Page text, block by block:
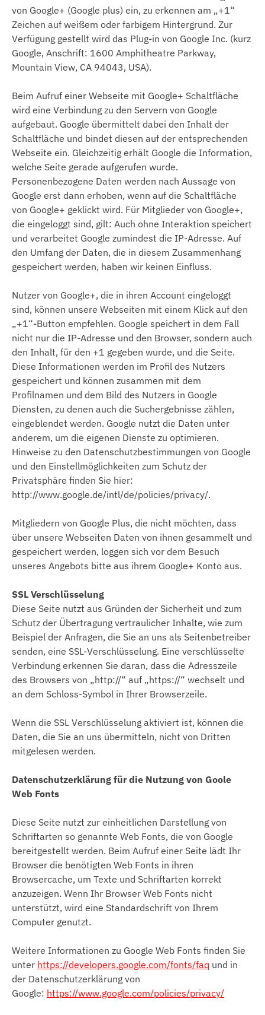
von Google+ (Google plus) ein, zu erkennen am „+1“
Zeichen auf weißem oder farbigem Hintergrund. Zur
Verfügung gestellt wird das Plug-in von Google Inc. (kurz
Google, Anschrift: 1600 Amphitheatre Parkway,
Mountain View, CA 94043, USA).
Beim Aufruf einer Webseite mit Google+ Schaltfläche
wird eine Verbindung zu den Servern von Google
aufgebaut. Google übermittelt dabei den Inhalt der
Schaltfläche und bindet diesen auf der entsprechenden
Webseite ein. Gleichzeitig erhält Google die Information,
welche Seite gerade aufgerufen wurde.
Personenbezogene Daten werden nach Aussage von
Google erst dann erhoben, wenn auf die Schaltfläche
von Google+ geklickt wird. Für Mitglieder von Google+,
die eingeloggt sind, gilt: Auch ohne Interaktion speichert
und verarbeitet Google zumindest die IP-Adresse. Auf
den Umfang der Daten, die in diesem Zusammenhang
gespeichert werden, haben wir keinen Einfluss.
Nutzer von Google+, die in ihren Account eingeloggt
sind, können unsere Webseiten mit einem Klick auf den
„+1“-Button empfehlen. Google speichert in dem Fall
nicht nur die IP-Adresse und den Browser, sondern auch
den Inhalt, für den +1 gegeben wurde, und die Seite.
Diese Informationen werden im Profil des Nutzers
gespeichert und können zusammen mit dem
Profilnamen und dem Bild des Nutzers in Google
Diensten, zu denen auch die Suchergebnisse zählen,
eingeblendet werden. Google nutzt die Daten unter
anderem, um die eigenen Dienste zu optimieren.
Hinweise zu den Datenschutzbestimmungen von Google
und den Einstellmöglichkeiten zum Schutz der
Privatsphäre finden Sie hier:
http://www.google.de/intl/de/policies/privacy/.
Mitgliedern von Google Plus, die nicht möchten, dass
über unsere Webseiten Daten von ihnen gesammelt und
gespeichert werden, loggen sich vor dem Besuch
unseres Angebots bitte aus ihrem Google+ Konto aus.
SSL Verschlüsselung
Diese Seite nutzt aus Gründen der Sicherheit und zum
Schutz der Übertragung vertraulicher Inhalte, wie zum
Beispiel der Anfragen, die Sie an uns als Seitenbetreiber
senden, eine SSL-Verschlüsselung. Eine verschlüsselte
Verbindung erkennen Sie daran, dass die Adresszeile
des Browsers von „http://“ auf „https://“ wechselt und
an dem Schloss-Symbol in Ihrer Browserzeile.
Wenn die SSL Verschlüsselung aktiviert ist, können die
Daten, die Sie an uns übermitteln, nicht von Dritten
mitgelesen werden.
Datenschutzerklärung für die Nutzung von Goole
Web Fonts
Diese Seite nutzt zur einheitlichen Darstellung von
Schriftarten so genannte Web Fonts, die von Google
bereitgestellt werden. Beim Aufruf einer Seite lädt Ihr
Browser die benötigten Web Fonts in ihren
Browsercache, um Texte und Schriftarten korrekt
anzuzeigen. Wenn Ihr Browser Web Fonts nicht
unterstützt, wird eine Standardschrift von Ihrem
Computer genutzt.
Weitere Informationen zu Google Web Fonts finden Sie
unter https://developers.google.com/fonts/faq und in
der Datenschutzerklärung von
Google: https://www.google.com/policies/privacy/